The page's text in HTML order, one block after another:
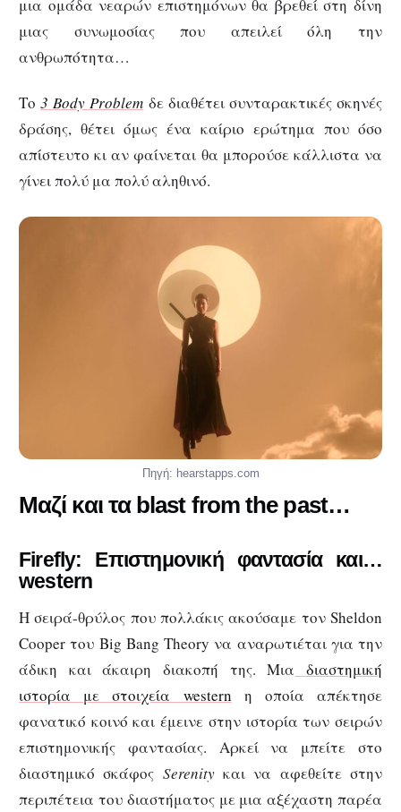
μια ομάδα νεαρών επιστημόνων θα βρεθεί στη δίνη
μιας συνωμοσίας που απειλεί όλη την
ανθρωπότητα…
Το3Body Problem δε διαθέτει συνταρακτικές σκηνές
δράσης, θέτει όμως ένα καίριο ερώτημα που όσο
απίστευτο κι αν φαίνεται θα μπορούσε κάλλιστα να
γίνει πολύ μα πολύ αληθινό.
Πηγή: hearstapps.com
Μαζί και τα blast from the past…
Firefly: Επιστημονική φαντασία και…
western
Η σειρά-θρύλος που πολλάκις ακούσαμε τον Sheldon
Cooper του Big Bang Theory να αναρωτιέται για την
άδικη και άκαιρη διακοπή της. Μια διαστημική
ιστορία με στοιχεία western η οποία απέκτησε
φανατικό κοινό και έμεινε στην ιστορία των σειρών
επιστημονικής φαντασίας. Αρκεί να μπείτε στο
διαστημικό σκάφος Serenityκαι να αφεθείτε στην
περιπέτεια του διαστήματος με μια αξέχαστη παρέα